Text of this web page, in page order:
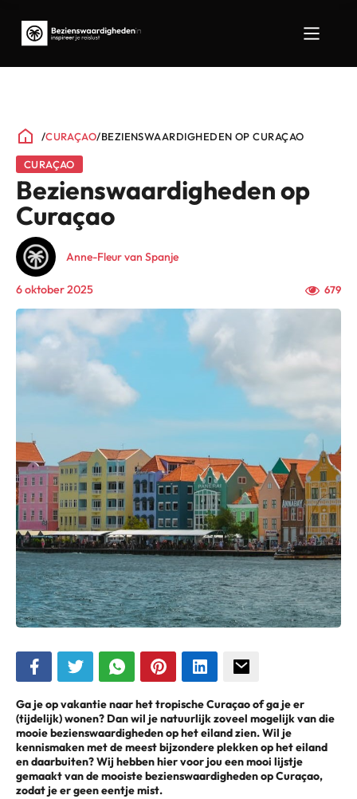
/CURAÇAO/BEZIENSWAARDIGHEDEN OP CURAÇAO
CURAÇAO
Bezienswaardigheden op
Curaçao
Anne-Fleur van Spanje
6 oktober 2025 679
Ga je op vakantie naar het tropische Curaçao of ga je er
(tijdelijk) wonen? Dan wil je natuurlijk zoveel mogelijk van die
mooie bezienswaardigheden op het eiland zien. Wil je
kennismaken met de meest bijzondere plekken op het eiland
en daarbuiten? Wij hebben hier voor jou een mooi lijstje
gemaakt van de mooiste bezienswaardigheden op Curaçao,
zodat je er geen eentje mist.